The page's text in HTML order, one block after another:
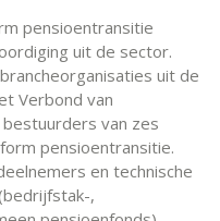
pensioentransitie
uit de sector.
uit de
Verbond van
van zes
pensioentransitie.
en technische
,